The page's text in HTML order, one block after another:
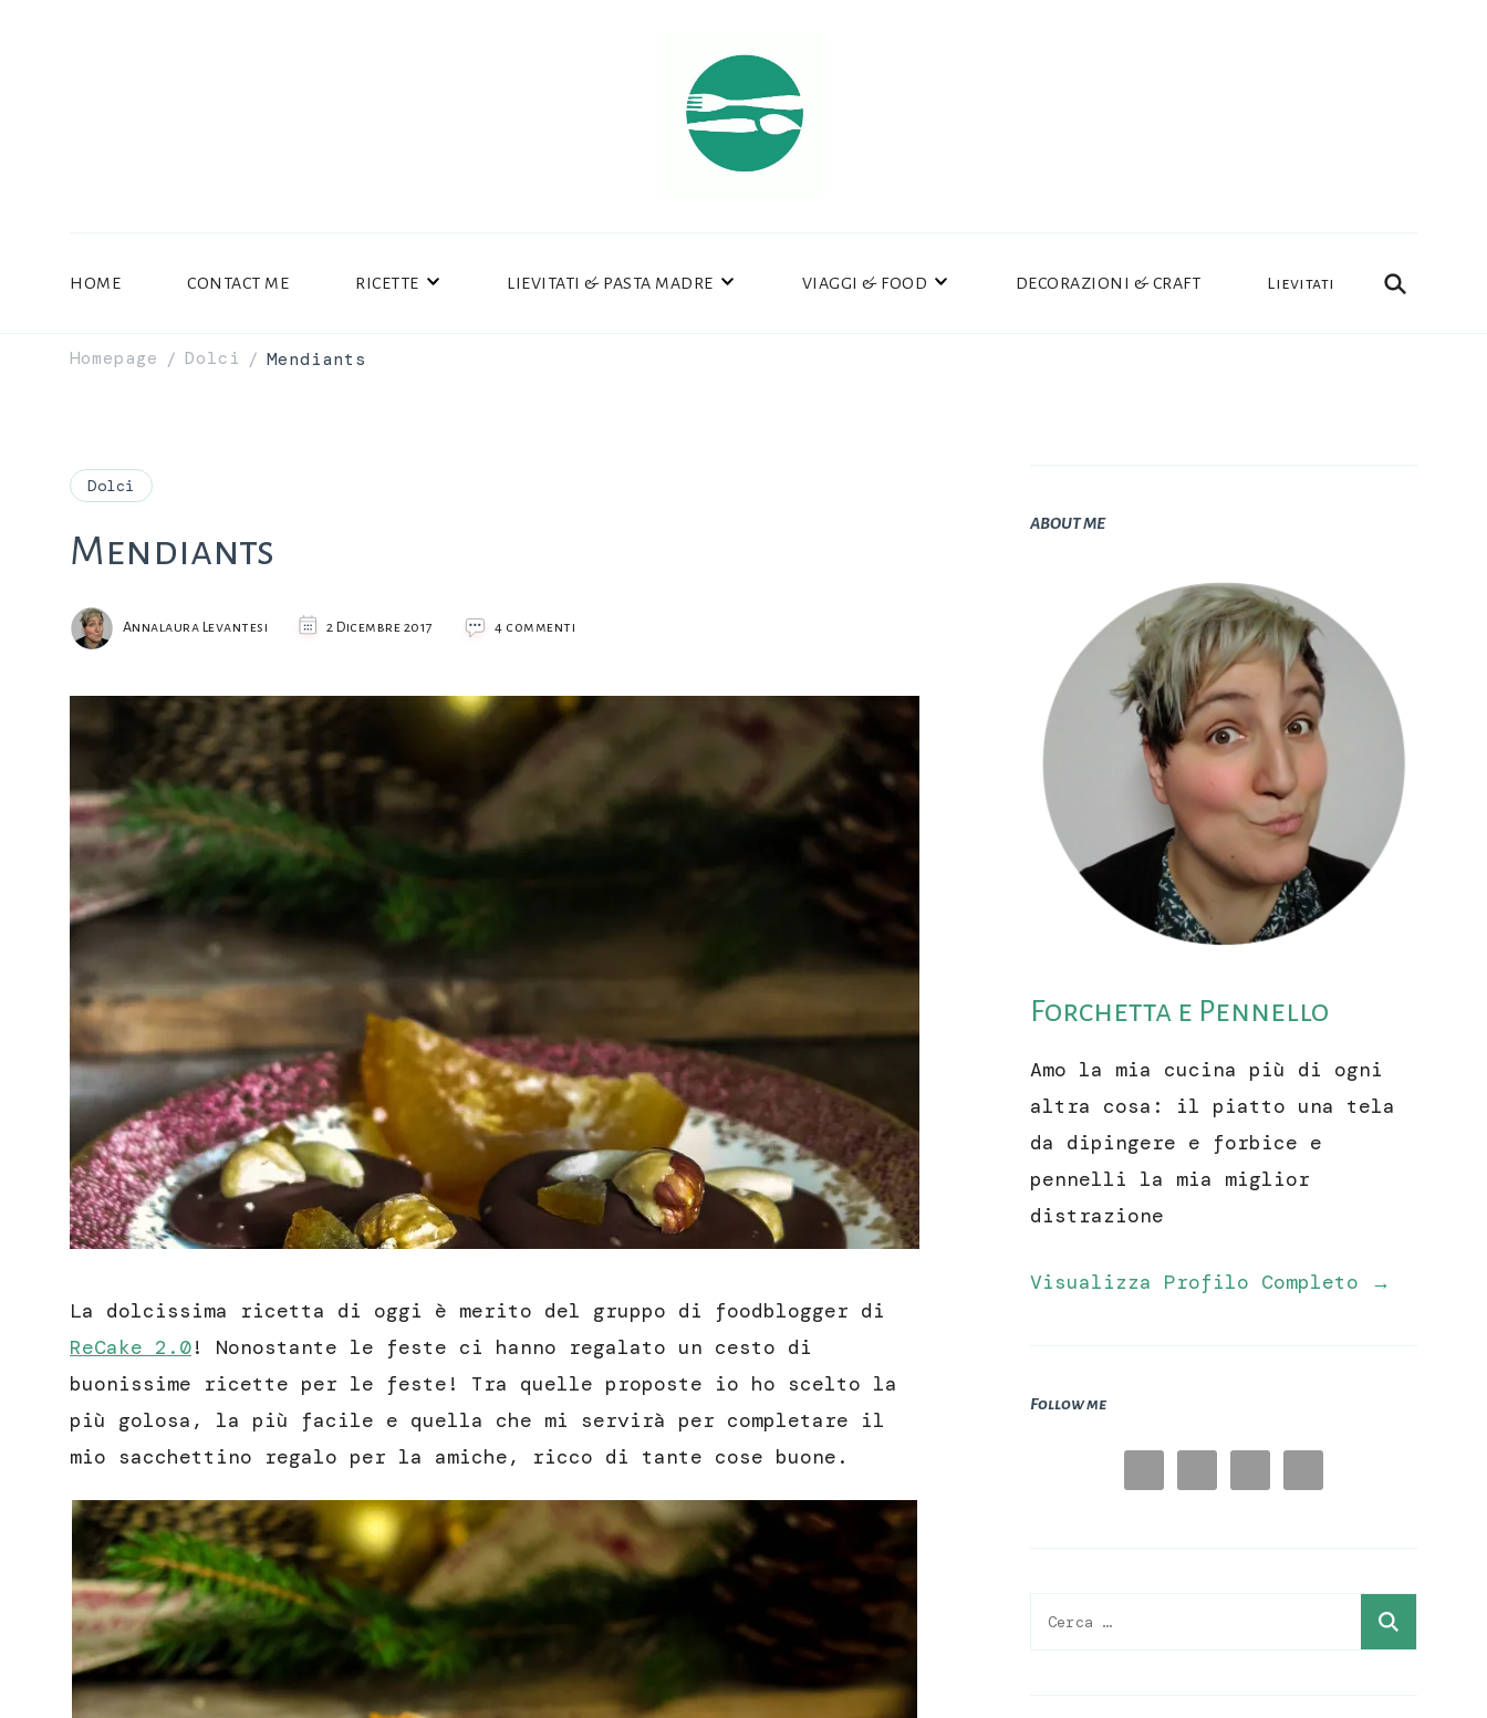
HOME CONTACT ME RICETTE LIEVITATI & PASTA MADRE VIAGGI & FOOD DECORAZIONI & CRAFT Lievitati
Homepage / Dolci / Mendiants
Dolci
Mendiants
Annalaura Levantesi 2 Dicembre 2017 4 commenti
La dolcissima ricetta di oggi è merito del gruppo di foodblogger di
ReCake 2.0! Nonostante le feste ci hanno regalato un cesto di
buonissime ricette per le feste! Tra quelle proposte io ho scelto la
più golosa, la più facile e quella che mi servirà per completare il
mio sacchettino regalo per la amiche, ricco di tante cose buone.
ABOUT ME
Forchetta e Pennello
Amo la mia cucina più di ogni
altra cosa: il piatto una tela
da dipingere e forbice e
pennelli la mia miglior
distrazione
Visualizza Profilo Completo →
Follow me
Ricerca